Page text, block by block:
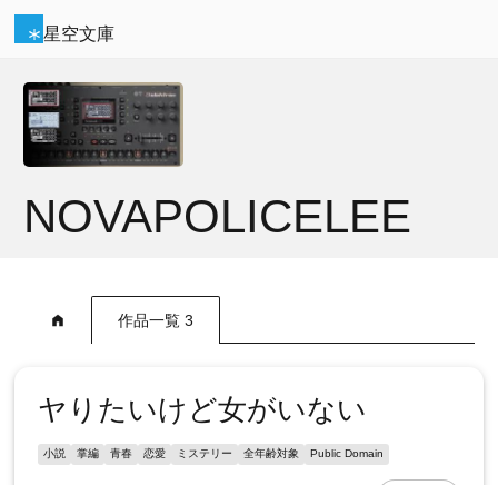
星空文庫
NOVAPOLICELEE
作品一覧 3
ヤりたいけど女がいない
小説 掌編 青春 恋愛 ミステリー 全年齢対象 Public Domain